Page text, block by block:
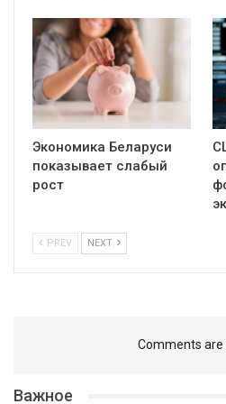
Экономика Беларуси
показывает слабый
рост
PREV NEXT
Comments are
Важное